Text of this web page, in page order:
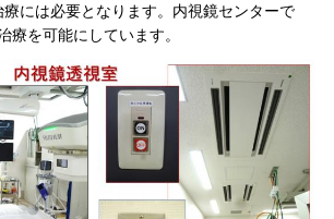
には必要となります。内視鏡センターで
療を可能にしています。